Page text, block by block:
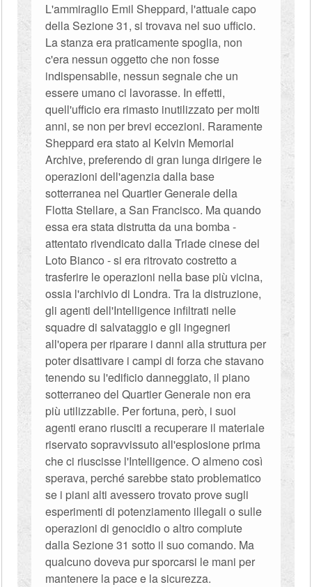
L'ammiraglio Emil Sheppard, l'attuale capo
della Sezione 31, si trovava nel suo ufficio.
La stanza era praticamente spoglia, non
c'era nessun oggetto che non fosse
indispensabile, nessun segnale che un
essere umano ci lavorasse. In effetti,
quell'ufficio era rimasto inutilizzato per molti
anni, se non per brevi eccezioni. Raramente
Sheppard era stato al Kelvin Memorial
Archive, preferendo di gran lunga dirigere le
operazioni dell'agenzia dalla base
sotterranea nel Quartier Generale della
Flotta Stellare, a San Francisco. Ma quando
essa era stata distrutta da una bomba -
attentato rivendicato dalla Triade cinese del
Loto Bianco - si era ritrovato costretto a
trasferire le operazioni nella base più vicina,
ossia l'archivio di Londra. Tra la distruzione,
gli agenti dell'Intelligence infiltrati nelle
squadre di salvataggio e gli ingegneri
all'opera per riparare i danni alla struttura per
poter disattivare i campi di forza che stavano
tenendo su l'edificio danneggiato, il piano
sotterraneo del Quartier Generale non era
più utilizzabile. Per fortuna, però, i suoi
agenti erano riusciti a recuperare il materiale
riservato sopravvissuto all'esplosione prima
che ci riuscisse l'Intelligence. O almeno così
sperava, perché sarebbe stato problematico
se i piani alti avessero trovato prove sugli
esperimenti di potenziamento illegali o sulle
operazioni di genocidio o altro compiute
dalla Sezione 31 sotto il suo comando. Ma
qualcuno doveva pur sporcarsi le mani per
mantenere la pace e la sicurezza.